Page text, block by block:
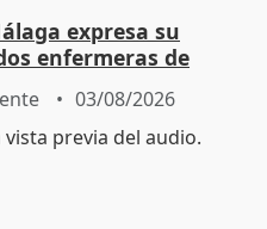
expresa su
enfermeras de
03/08/2026